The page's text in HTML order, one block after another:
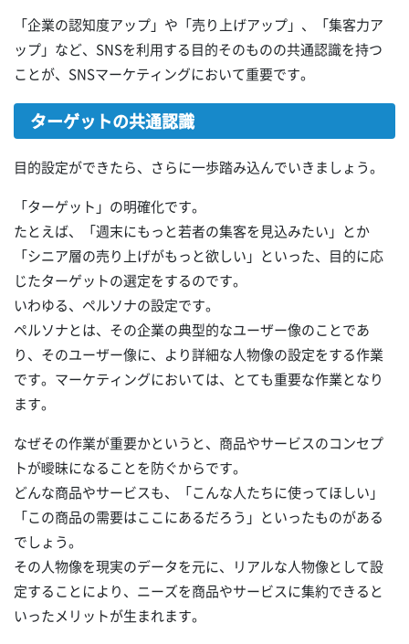
「企業の認知度アップ」や「売り上げアップ」、「集客力ア
ップ」など、SNSを利用する目的そのものの共通認識を持つ
ことが、SNSマーケティングにおいて重要です。
ターゲットの共通認識
目的設定ができたら、さらに一歩踏み込んでいきましょう。
「ターゲット」の明確化です。
たとえば、「週末にもっと若者の集客を見込みたい」とか
「シニア層の売り上げがもっと欲しい」といった、目的に応
じたターゲットの選定をするのです。
いわゆる、ペルソナの設定です。
ペルソナとは、その企業の典型的なユーザー像のことであ
り、そのユーザー像に、より詳細な人物像の設定をする作業
です。マーケティングにおいては、とても重要な作業となり
ます。
なぜその作業が重要かというと、商品やサービスのコンセプ
トが曖昧になることを防ぐからです。
どんな商品やサービスも、「こんな人たちに使ってほしい」
「この商品の需要はここにあるだろう」といったものがある
でしょう。
その人物像を現実のデータを元に、リアルな人物像として設
定することにより、ニーズを商品やサービスに集約できると
いったメリットが生まれます。